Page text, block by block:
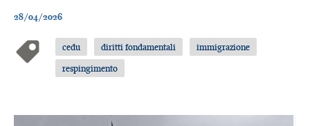
28/04/2026
cedu diritti fondamentali
immigrazione
respingimento